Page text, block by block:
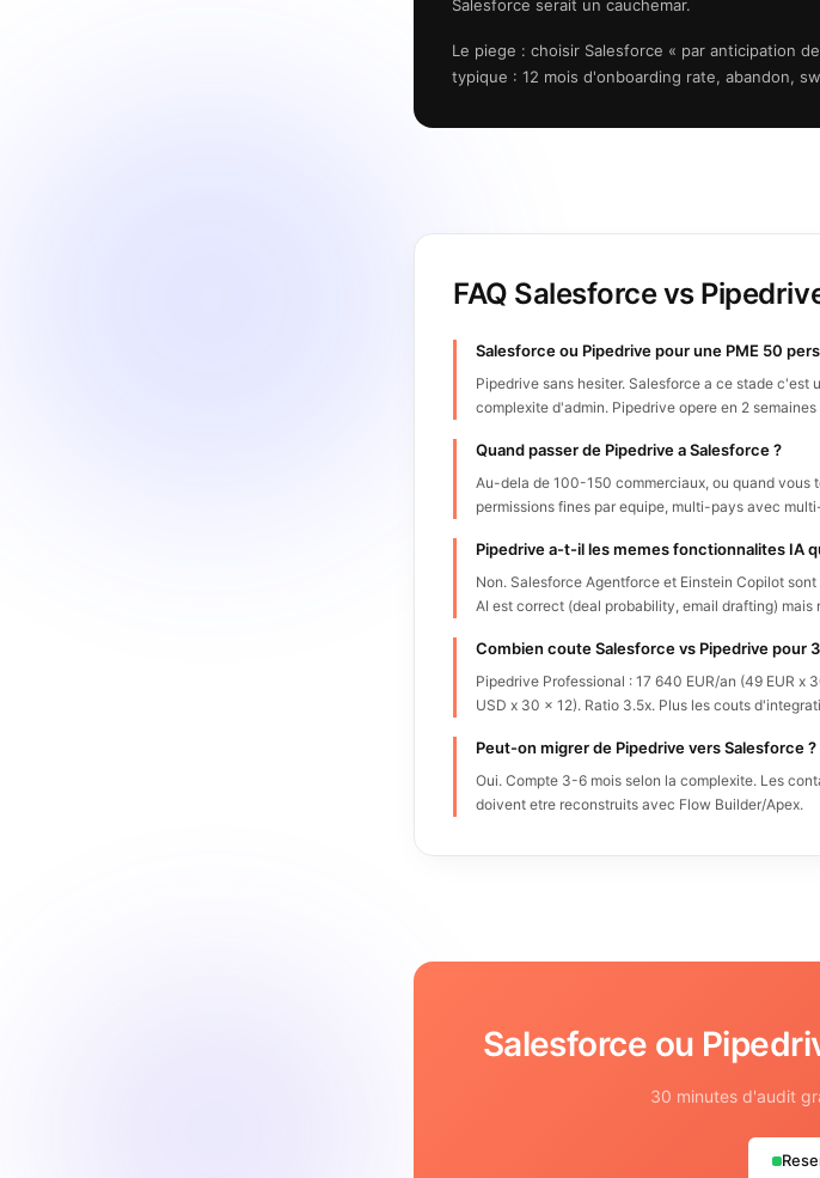
Salesforce serait un cauchemar.
Le piege : choisir Salesforce « par anticipation
typique : 12 mois d'onboarding rate, abandon,
FAQ Salesforce vs
Salesforce ou Pipedrive pour une PME 50
Pipedrive sans hesiter. Salesforce a ce stade c'est
complexite d'admin. Pipedrive opere en 2
Quand passer de Pipedrive a Salesforce ?
Au-dela de 100-150 commerciaux, ou quand
permissions fines par equipe, multi-pays avec
Pipedrive a-t-il les memes fonctionnalites IA
Non. Salesforce Agentforce et Einstein Copilot
AI est correct (deal probability, email drafting)
Combien coute Salesforce vs Pipedrive pour
Pipedrive Professional : 17 640 EUR/an (49 EUR
USD x 30 x 12). Ratio 3.5x. Plus les couts
Peut-on migrer de Pipedrive vers Salesforce ?
Oui. Compte 3-6 mois selon la complexite. Les
doivent etre reconstruits avec Flow Builder/Apex.
Salesforce ou
30 minutes d'audit